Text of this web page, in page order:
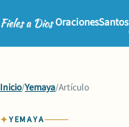
OracionesSantos
Inicio/Yemaya/Artículo
YEMAYA